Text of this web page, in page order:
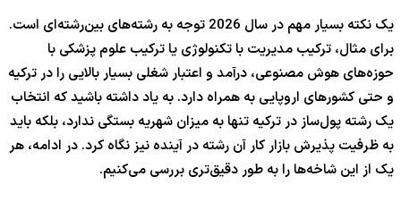
یک نکته بسیار مهم در سال 2026 توجه به رشته‌های بین‌رشته‌ای است.
برای مثال، ترکیب مدیریت با تکنولوژی یا ترکیب علوم پزشکی با
حوزه‌های هوش مصنوعی، درآمد و اعتبار شغلی بسیار بالایی را در ترکیه
و حتی کشورهای اروپایی به همراه دارد. به یاد داشته باشید که انتخاب
یک رشته پول‌ساز در ترکیه تنها به میزان شهریه بستگی ندارد، بلکه باید
به ظرفیت پذیرش بازار کار آن رشته در آینده نیز نگاه کرد. در ادامه، هر
یک از این شاخه‌ها را به طور دقیق‌تری بررسی می‌کنیم.